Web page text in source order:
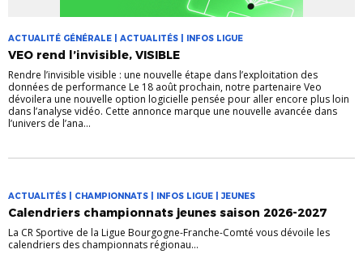
ACTUALITÉ GÉNÉRALE | ACTUALITÉS | INFOS LIGUE
VEO rend l’invisible, VISIBLE
Rendre l’invisible visible : une nouvelle étape dans l’exploitation des
données de performance Le 18 août prochain, notre partenaire Veo
dévoilera une nouvelle option logicielle pensée pour aller encore plus loin
dans l’analyse vidéo. Cette annonce marque une nouvelle avancée dans
l’univers de l’ana...
ACTUALITÉS | CHAMPIONNATS | INFOS LIGUE | JEUNES
Calendriers championnats jeunes saison 2026-2027
La CR Sportive de la Ligue Bourgogne-Franche-Comté vous dévoile les
calendriers des championnats régionau...